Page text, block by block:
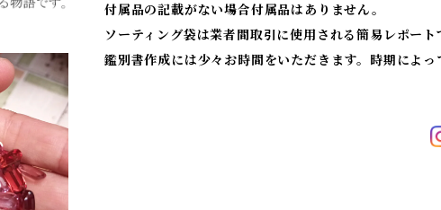
付属品の記載がない場合付属品はありません。
ソーティング袋は業者間取引に使用される簡易レポー
鑑別書作成には少々お時間をいただきます。時期によ